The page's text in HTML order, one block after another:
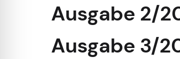
Ausgabe 2/
Ausgabe 3/